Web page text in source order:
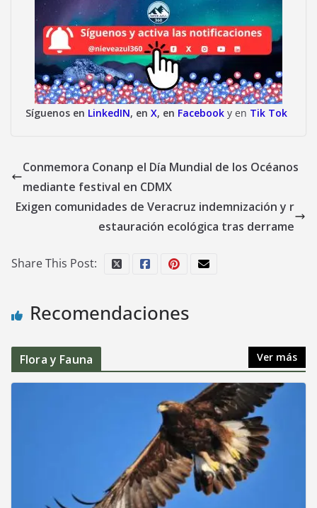
Síguenos en LinkedIN, en X, en Facebook y en Tik Tok
Conmemora Conanp el Día Mundial de los Océanos
mediante festival en CDMX
Exigen comunidades de Veracruz indemnización y r
estauración ecológica tras derrame
Share This Post:
Recomendaciones
Flora y Fauna Ver más